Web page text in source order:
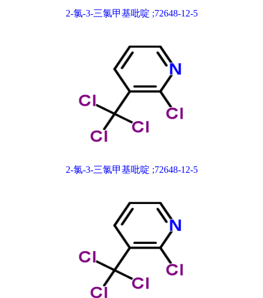
2-氯-3-三氯甲基吡啶 ;72648-12-5
2-氯-3-三氯甲基吡啶 ;72648-12-5